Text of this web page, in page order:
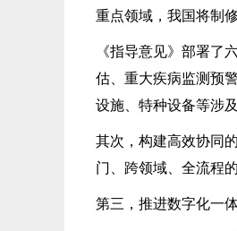
重点领域，我国将制
《指导意见》部署了
估、重大疾病监测预
设施、特种设备等涉
其次，构建高效协同
门、跨领域、全流程
第三，推进数字化一